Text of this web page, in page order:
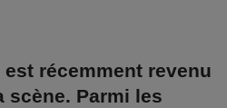
récemment revenu
scène. Parmi les